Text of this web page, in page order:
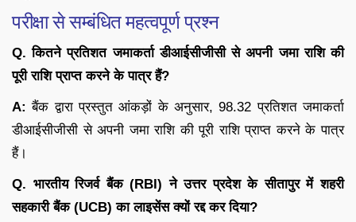
परीक्षा से सम्बंधित महत्वपूर्ण प्रश्न
Q. कितने प्रतिशत जमाकर्ता डीआईसीजीसी से अपनी जमा राशि की
पूरी राशि प्राप्त करने के पात्र हैं?
A: बैंक द्वारा प्रस्तुत आंकड़ों के अनुसार, 98.32 प्रतिशत जमाकर्ता
डीआईसीजीसी से अपनी जमा राशि की पूरी राशि प्राप्त करने के पात्र
हैं।
Q. भारतीय रिजर्व बैंक (RBI) ने उत्तर प्रदेश के सीतापुर में शहरी
सहकारी बैंक (UCB) का लाइसेंस क्यों रद्द कर दिया?